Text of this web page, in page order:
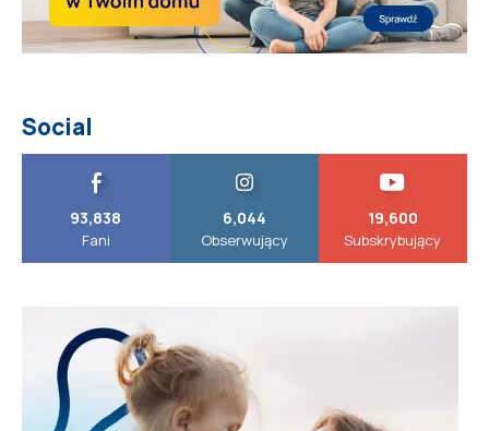
Social
93,838
Fani
6,044
Obserwujący
19,600
Subskrybujący